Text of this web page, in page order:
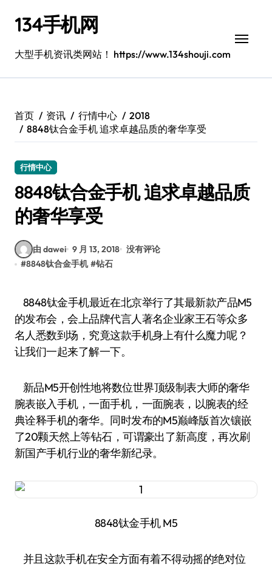
134手机网
大型手机资讯类网站！ https://www.134shouji.com
首页 资讯 行情中心
2018
8848钛合金手机 追求卓越品质的奢华享受
行情中心
8848钛合金手机 追求卓越品质
的奢华享受
由 dawei 9 月 13, 2018 没有评论
#8848钛合金手机 #钻石
8848钛金手机最近在北京举行了其最新款产品M5
的发布会，会上品牌代言人著名企业家王石等众多
名人悉数到场，究竟这款手机身上有什么魔力呢？
让我们一起来了解一下。
新品M5开创性地将数位世界顶级制表大师的奢华
腕表嵌入手机，一面手机，一面腕表，以腕表的经
典诠释手机的奢华。同时发布的M5巅峰版首次镶嵌
了20颗天然上等钻石，可谓豪出了新高度，再次刷
新国产手机行业的奢华新纪录。
8848钛金手机 M5
并且这款手机在安全方面有着不得动摇的绝对位